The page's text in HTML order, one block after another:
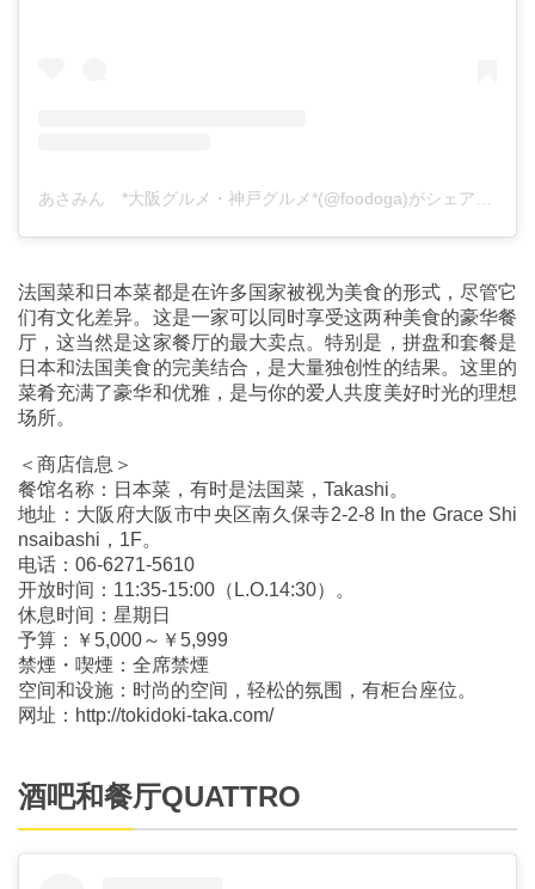
あさみん *大阪グルメ・神戸グルメ*(@foodoga)がシェアした投稿
法国菜和日本菜都是在许多国家被视为美食的形式，尽管它
们有文化差异。这是一家可以同时享受这两种美食的豪华餐
厅，这当然是这家餐厅的最大卖点。特别是，拼盘和套餐是
日本和法国美食的完美结合，是大量独创性的结果。这里的
菜肴充满了豪华和优雅，是与你的爱人共度美好时光的理想
场所。
＜商店信息＞
餐馆名称：日本菜，有时是法国菜，Takashi。
地址：大阪府大阪市中央区南久保寺2-2-8 In the Grace Shi
nsaibashi，1F。
电话：06-6271-5610
开放时间：11:35-15:00（L.O.14:30）。
休息时间：星期日
予算：￥5,000～￥5,999
禁煙・喫煙：全席禁煙
空间和设施：时尚的空间，轻松的氛围，有柜台座位。
网址：http://tokidoki-taka.com/
酒吧和餐厅QUATTRO